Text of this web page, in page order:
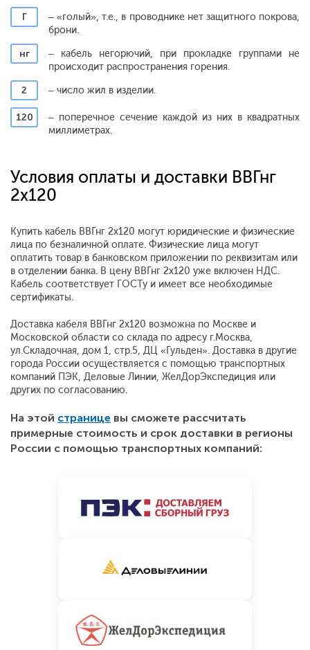
Г
– «голый», т.е., в проводнике нет защитного покрова,
брони.
нг
– кабель негорючий, при прокладке группами не
происходит распространения горения.
2
– число жил в изделии.
120
– поперечное сечение каждой из них в квадратных
миллиметрах.
Условия оплаты и доставки ВВГнг
2х120
Купить кабель ВВГнг 2х120 могут юридические и физические
лица по безналичной оплате. Физические лица могут
оплатить товар в банковском приложении по реквизитам или
в отделении банка. В цену ВВГнг 2х120 уже включен НДС.
Кабель соответствует ГОСТу и имеет все необходимые
сертификаты.
Доставка кабеля ВВГнг 2х120 возможна по Москве и
Московской области со склада по адресу г.Москва,
ул.Складочная, дом 1, стр.5, ДЦ «Гульден». Доставка в другие
города России осуществляется с помощью транспортных
компаний ПЭК, Деловые Линии, ЖелДорЭкспедиция или
других по согласованию.
На этой странице вы сможете рассчитать
примерные стоимость и срок доставки в регионы
России с помощью транспортных компаний: